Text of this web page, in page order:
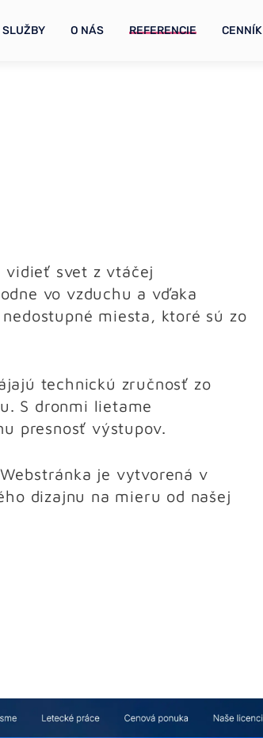
SLUŽBY O NÁS REFERENCIE CENNÍK
vidieť svet z vtáčej
vo vzduchu a vďaka
miesta, ktoré sú zo
technickú zručnosť zo
S dronmi lietame
presnosť výstupov.
je vytvorená v
dizajnu na mieru od našej